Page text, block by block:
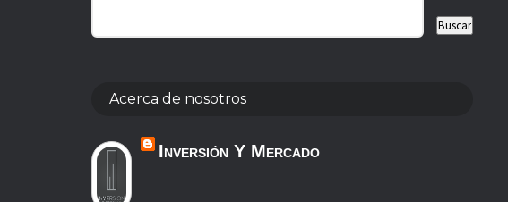
Acerca de nosotros
Inversión Y Mercado